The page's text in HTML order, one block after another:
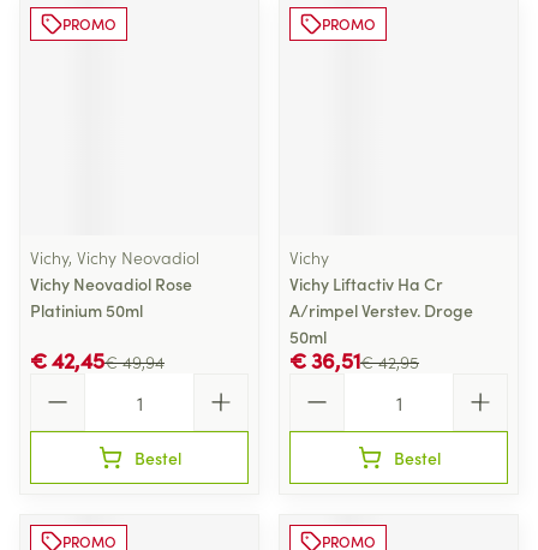
PROMO
Vichy, Vichy Neovadiol
Vichy Neovadiol Rose
Platinium 50ml
€ 49,94
€ 42,45
Bestel
PROMO
Vichy
Vichy Liftactiv Ha Cr
A/rimpel Verstev. Droge
50ml
€ 42,95
€ 36,51
Bestel
PROMO PROMO